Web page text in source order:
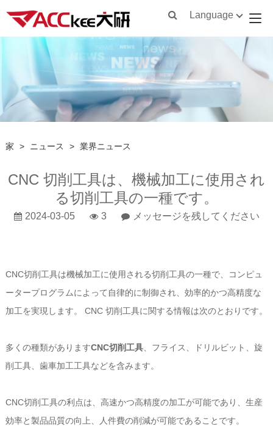
Language
家 > ニュース > 業界ニュース
CNC 切削工具は、機械加工に使用され
る切削工具の一種です。
2024-03-05 3 メッセージを残してください
CNC切削工具は機械加工に使用される切削工具の一種で、コンピュ
ータープログラムによって自律的に制御され、効率的かつ高精度な
加工を実現します。 CNC 切削工具に関する情報は次のとおりです。
多くの種類がありますCNC切削工具、フライス、ドリルビット、旋
削工具、歯車加工工具などを含みます。
CNC切削工具の利点は、高速かつ高精度の加工が可能であり、生産
効率と製品品質の向上、人件費の削減が可能であることです。